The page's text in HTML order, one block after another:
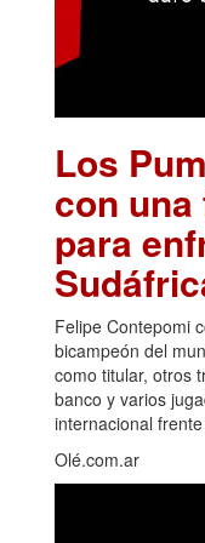
Los
con
para
Felipe Contepomi
bicampeón del
como titular, otros
banco y varios
internacional
Olé.com.ar